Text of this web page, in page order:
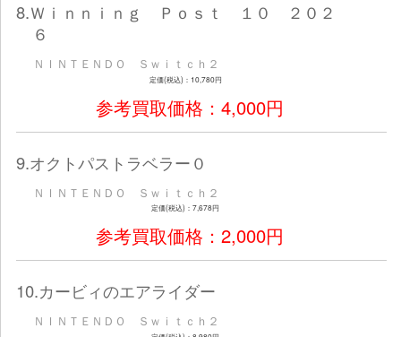
参考買取価格：2,200
4.イースＸ －Ｐｒｏｕｄ ＮＯＲ
－
ＮＩＮＴＥＮＤＯ Ｓｗｉｔｃｈ２
参考買取価格：2,000
5.ｅＦｏｏｔｂａｌｌ Ｋｉｃｋ－